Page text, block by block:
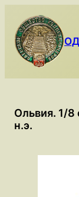
content
Ольвия. 1/8
н.э.